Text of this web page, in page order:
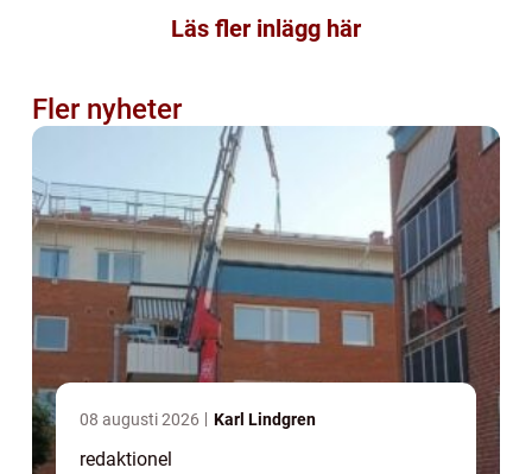
Läs fler inlägg här
Fler nyheter
08 augusti 2026 Karl Lindgren
redaktionel